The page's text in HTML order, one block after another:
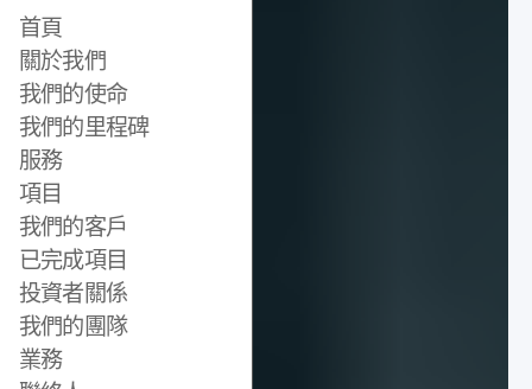
首頁
關於我們
我們的使命
我們的里程碑
服務
項目
我們的客戶
已完成項目
投資者關係
我們的團隊
業務